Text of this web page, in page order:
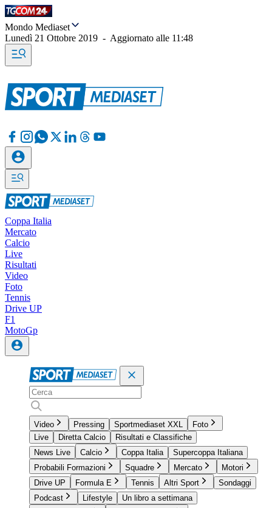
Mondo Mediaset
Lunedì 21 Ottobre 2019 - Aggiornato alle 11:48
Coppa Italia
Mercato
Calcio
Live
Risultati
Video
Foto
Tennis
Drive UP
F1
MotoGp
Video Pressing Sportmediaset XXL
Foto
Live
Diretta Calcio
Risultati e Classifiche
News Live
Calcio Coppa Italia
Supercoppa Italiana
Probabili Formazioni
Squadre Mercato
Motori
Drive UP
Formula E Tennis Altri Sport
Sondaggi
Podcast
Lifestyle
Un libro a settimana